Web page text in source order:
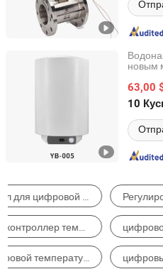
новым
63,00
10
Guangdong Jia Jiale Electric
Датчик Температуры и Влажности
Термостат и Контроллер Температуры
Термометр и гигрометр